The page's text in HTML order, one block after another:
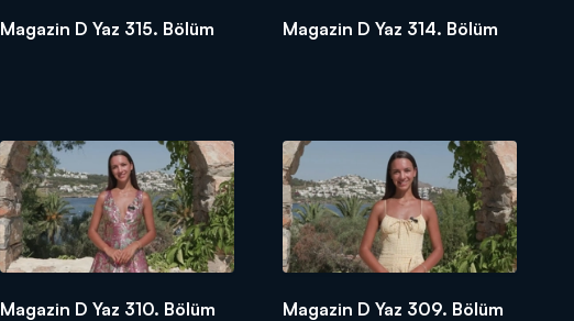
Magazin D Yaz 315. Bölüm Magazin D Yaz 314. Bölüm
Magazin D Yaz 310. Bölüm Magazin D Yaz 309. Bölüm